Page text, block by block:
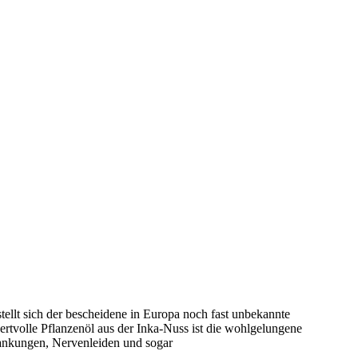
sich der bescheidene in Europa noch fast unbekannte
Pflanzenöl aus der Inka-Nuss ist die wohlgelungene
Nervenleiden und sogar